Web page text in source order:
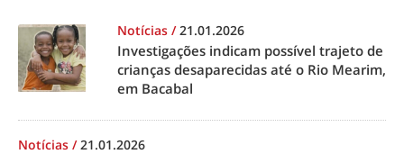
Notícias /21.01.2026
Investigações indicam possível trajeto de
crianças desaparecidas até o Rio Mearim,
em Bacabal
Notícias /21.01.2026